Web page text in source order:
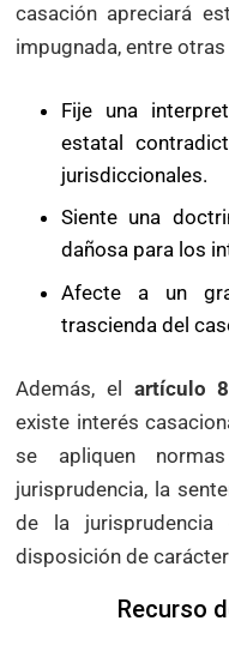
casación apreciará
impugnada, entre
Fije una
estatal
jurisdiccionales.
Siente una
dañosa para los
Afecte a un
trascienda del
Además, el artículo
existe interés
se apliquen
jurisprudencia, la
de la jurisprudencia
disposición de
Recurso